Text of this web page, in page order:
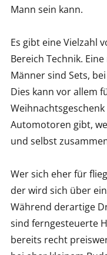
Mann sein kann.
Es gibt eine Vielzahl
Bereich Technik.
Männer sind Sets,
Dies kann vor allem
Automotoren gibt,
und selbst
Wer sich eher für
der wird sich über
Während derartige
sind ferngesteuerte
bereits recht